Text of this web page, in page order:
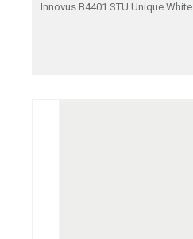
Innovus B4401 STU Unique White